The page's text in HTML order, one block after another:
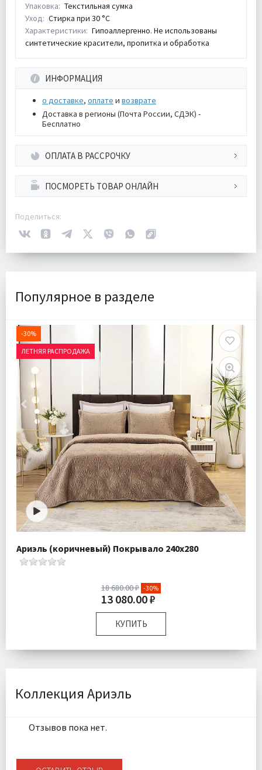
Упаковка: Текстильная сумка
Уход: Стирка при 30 °С
Характеристики: Гипоаллергенно. Не использованы
синтетические красители, пропитка и обработка
ИНФОРМАЦИЯ
о доставке, оплате и возврате
Доставка в регионы (Почта России, СДЭК) -
Бесплатно
ОПЛАТА В РАССРОЧКУ
ПОСМОРЕТЬ ТОВАР ОНЛАЙН
Поделиться:
Популярное в разделе
-30%
ЛЕТНЯЯ РАСПРОДАЖА
Ариэль (коричневый) Покрывало 240x280
18 680.00 ₽ -30%
13 080.00 ₽
КУПИТЬ
Размер:
240х280 см 50х70 см
Ткань:
Доставка:
Коллекция Ариэль
Отзывов пока нет.